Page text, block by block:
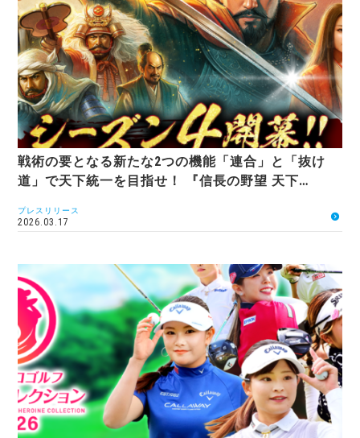
戦術の要となる新たな2つの機能「連合」と「抜け
道」で天下統一を目指せ！ 『信長の野望 天下…
プレスリリース
2026.03.17